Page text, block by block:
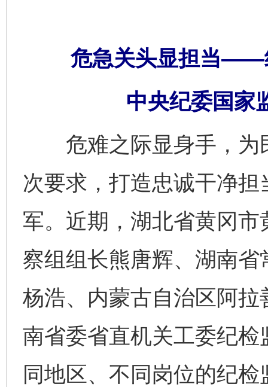
危急关头显担当——
中央纪委国家
危难之际显身手，为
次要求，打造忠诚干净
军。近期，湖北省黄冈
察组组长熊唐辉、湖南
杨浩、内蒙古自治区阿
南省委省直机关工委纪
同地区、不同岗位的纪